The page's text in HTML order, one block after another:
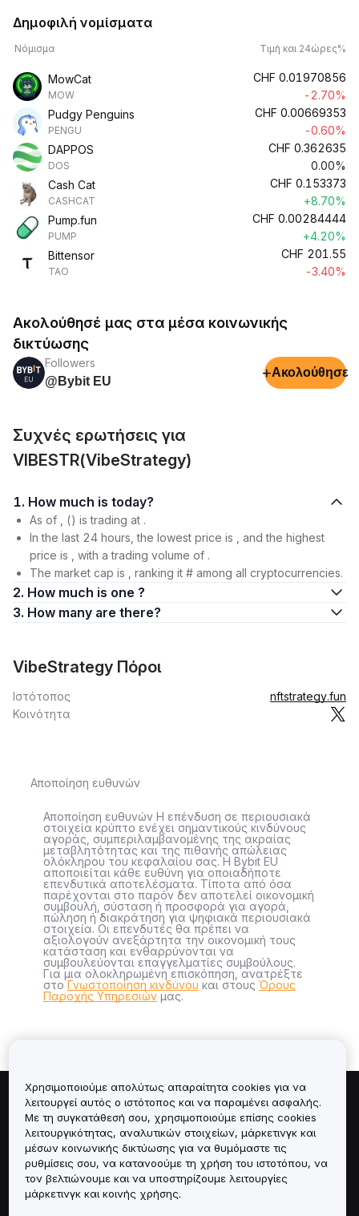
Δημοφιλή νομίσματα
Νόμισμα Τιμή και 24ώρες%
MowCat
MOW
CHF 0.01970856
-2.70%
Pudgy Penguins
PENGU
CHF 0.00669353
-0.60%
DAPPOS
DOS
CHF 0.362635
0.00%
Cash Cat
CASHCAT
CHF 0.153373
+8.70%
Pump.fun
PUMP
CHF 0.00284444
+4.20%
Bittensor
TAO
CHF 201.55
-3.40%
Ακολούθησέ μας στα μέσα κοινωνικής
δικτύωσης
Followers
@Bybit EU
+Ακολούθησε
Συχνές ερωτήσεις για
VIBESTR(VibeStrategy)
1. How much is today?
As of , () is trading at .
In the last 24 hours, the lowest price is , and the highest
price is , with a trading volume of .
The market cap is , ranking it # among all cryptocurrencies.
2. How much is one ?
3. How many are there?
VibeStrategy Πόροι
Ιστότοπος
nftstrategy.fun
Κοινότητα
Αποποίηση ευθυνών
Αποποίηση ευθυνών Η επένδυση σε περιουσιακά
στοιχεία κρύπτο ενέχει σημαντικούς κινδύνους
αγοράς, συμπεριλαμβανομένης της ακραίας
μεταβλητότητας και της πιθανής απώλειας
ολόκληρου του κεφαλαίου σας. Η Bybit EU
αποποιείται κάθε ευθύνη για οποιαδήποτε
επενδυτικά αποτελέσματα. Τίποτα από όσα
παρέχονται στο παρόν δεν αποτελεί οικονομική
συμβουλή, σύσταση ή προσφορά για αγορά,
πώληση ή διακράτηση για ψηφιακά περιουσιακά
στοιχεία. Οι επενδυτές θα πρέπει να
αξιολογούν ανεξάρτητα την οικονομική τους
κατάσταση και ενθαρρύνονται να
συμβουλεύονται επαγγελματίες συμβούλους.
Για μια ολοκληρωμένη επισκόπηση, ανατρέξτε
στοΓνωστοποίηση κινδύνου και στους Όρους
Παροχής Υπηρεσιών μας.
Πληροφορίες για
Υπηρεσίες
Υποστήριξη
Χρησιμοποιούμε απολύτως απαραίτητα cookies για να
λειτουργεί αυτός ο ιστότοπος και να παραμένει ασφαλής.
Με τη συγκατάθεσή σου, χρησιμοποιούμε επίσης cookies
λειτουργικότητας, αναλυτικών στοιχείων, μάρκετινγκ και
μέσων κοινωνικής δικτύωσης για να θυμόμαστε τις
ρυθμίσεις σου, να κατανοούμε τη χρήση του ιστοτόπου, να
τον βελτιώνουμε και να υποστηρίζουμε λειτουργίες
μάρκετινγκ και κοινής χρήσης.